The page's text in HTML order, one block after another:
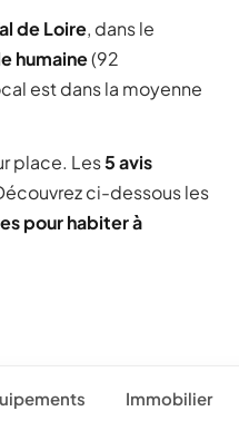
de Loire, dans le
humaine(92
est dans la moyenne
place. Les5 avis
ci-dessous les
pour habiter à
Immobilier